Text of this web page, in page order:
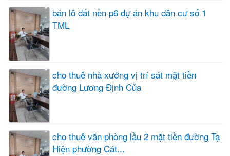
bán lô đất nền p6 dự án khu dân cư số 1
TML
cho thuê nhà xưởng vị trí sát mặt tiền
đường Lương Định Của
cho thuê văn phòng lầu 2 mặt tiền đường Tạ
Hiện phường Cát...